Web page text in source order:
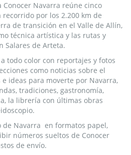
Conocer Navarra reúne cinco
por los 2.200 km de
de transición en el Valle de Allín,
técnica artística y las rutas y
Salares de Arteta.
todo color con reportajes y fotos
como noticias sobre el
ideas para moverte por Navarra,
tradiciones, gastronomía,
la librería con últimas obras
de Navarra en formatos papel,
números sueltos de Conocer
de envío.